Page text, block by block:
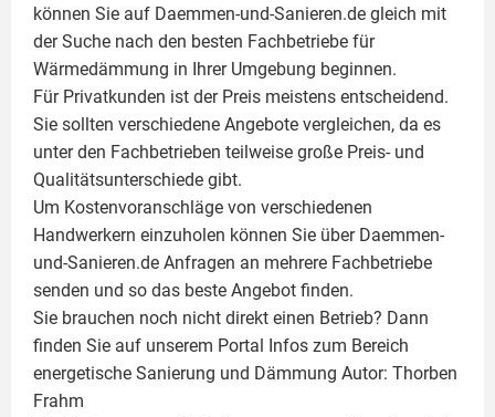
können Sie auf Daemmen-und-Sanieren.de gleich mit
der Suche nach den besten Fachbetriebe für
Wärmedämmung in Ihrer Umgebung beginnen.
Für Privatkunden ist der Preis meistens entscheidend.
Sie sollten verschiedene Angebote vergleichen, da es
unter den Fachbetrieben teilweise große Preis- und
Qualitätsunterschiede gibt.
Um Kostenvoranschläge von verschiedenen
Handwerkern einzuholen können Sie über Daemmen-
und-Sanieren.de Anfragen an mehrere Fachbetriebe
senden und so das beste Angebot finden.
Sie brauchen noch nicht direkt einen Betrieb? Dann
finden Sie auf unserem Portal Infos zum Bereich
energetische Sanierung und Dämmung Autor: Thorben
Frahm